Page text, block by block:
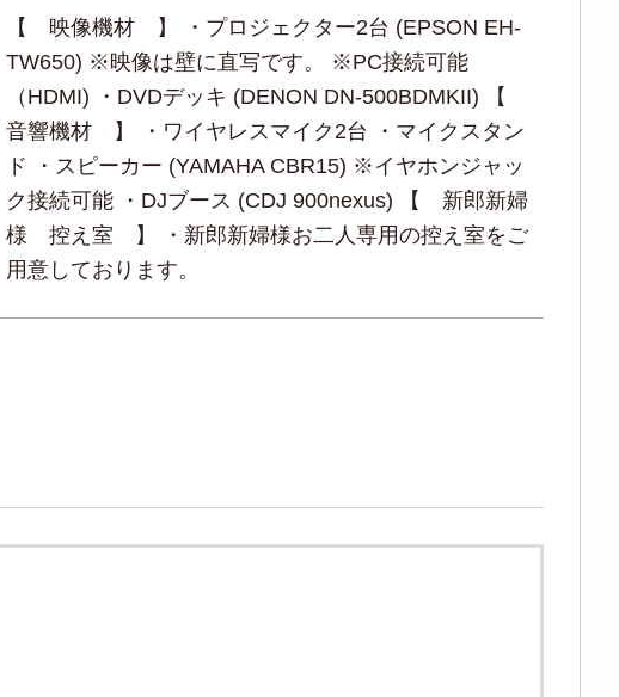
【 映像機材 】 ・プロジェクター2台 (EPSON EH-
TW650) ※映像は壁に直写です。 ※PC接続可能
（HDMI) ・DVDデッキ (DENON DN-500BDMKII) 【
音響機材 】 ・ワイヤレスマイク2台 ・マイクスタン
ド ・スピーカー (YAMAHA CBR15) ※イヤホンジャッ
ク接続可能 ・DJブース (CDJ 900nexus) 【 新郎新婦
様 控え室 】 ・新郎新婦様お二人専用の控え室をご
用意しております。